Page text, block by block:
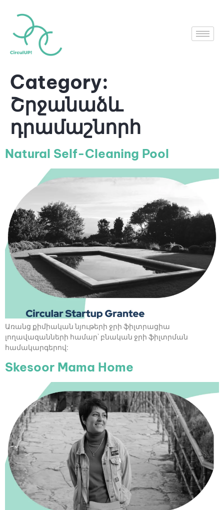
Category:
Շրջանաձև
դրամաշնորհ
Natural Self-Cleaning Pool
Առանց քիմիական նյութերի ջրի ֆիլտրացիա
լողավազանների համար` բնական ջրի ֆիլտրման
համակարգերով:
Skesoor Mama Home